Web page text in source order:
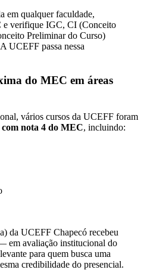
em qualquer faculdade,
e verifique IGC, CI (Conceito
Preliminar do Curso)
UCEFF passa nessa
do MEC em áreas
vários cursos da UCEFF foram
nota 4 do MEC, incluindo:
da UCEFF Chapecó recebeu
em avaliação institucional do
para quem busca uma
credibilidade do presencial.